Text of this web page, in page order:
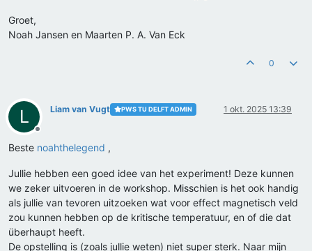
Groet,
Noah Jansen en Maarten P. A. Van Eck
0
L
Offline
Liam van Vugt PWS TU DELFT ADMIN 1 okt. 2025 13:39
Beste noahthelegend ,
Jullie hebben een goed idee van het experiment! Deze kunnen
we zeker uitvoeren in de workshop. Misschien is het ook handig
als jullie van tevoren uitzoeken wat voor effect magnetisch veld
zou kunnen hebben op de kritische temperatuur, en of die dat
überhaupt heeft.
De opstelling is (zoals jullie weten) niet super sterk. Naar mijn